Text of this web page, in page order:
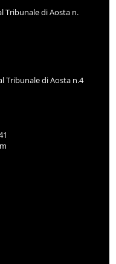
Tribunale di Aosta n.
Tribunale di Aosta n.4